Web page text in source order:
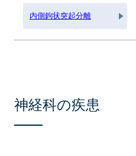
内側鉤状突起分離
神経科の疾患